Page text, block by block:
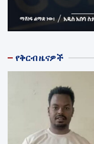
የቅርብ ዜናዎች